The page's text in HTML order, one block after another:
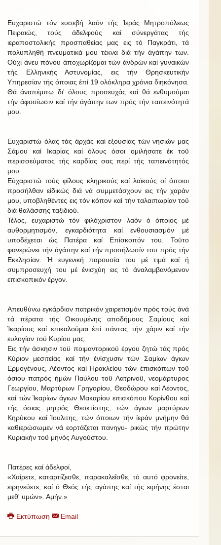
Ευχαριστώ τόν ευσεβή λαόν τής Ίεράς Μητροπόλεως
Πειραιώς, τούς άδελφούς καί σύνεργάτας τής
ιεραποστολικής προσπαθείας μας εις τό Παγκράτι, τά
πολυπληθή πνευματικά μου τέκνα διά τήν άγάπην των.
Ούχί άνευ πόνου άποχωρίζομαι τών άνδρών καί γυναικών
τής Ελληνικής Αστυνομίας, εις τήν Θρησκευτικήν
Υπηρεσίαν τής όποιας έπί 19 ολόκληρα χρόνια διηκόνησα.
Θά άναπέμπω δι' όλους προσευχάς καί θά ενθυμούμαι
τήν άφοσίωσιν καί τήν άγάπην των πρός τήν ταπεινότητά
μου.
Ευχαριστώ όλας τάς άρχάς καί εξουσίας τών νησιών μας
Σάμου καί Ικαρίας καί όλους όσοι ομιλήσατε έκ τοϋ
περισσεύματος τής καρδίας σας περί τής ταπεινότητός
μου.
Εύχαριστώ τούς φίλους κληρικούς καί λαϊκούς οί όποιοι
προσήλθαν είδικώς διά νά συμμετάσχουν εις τήν χαράν
μου, υποβληθέντες εις τόν κόπον καί τήν ταλαιπωρίαν τοϋ
διά θαλάσσης ταξιδιού.
Τέλος, ευχαριστώ τόν φιλόχριστον λαόν ό όποιος μέ
αυθορμητισμόν, εγκαρδιότητα καί ενθουσιασμόν μέ
υποδέχεται ώς Πατέρα καί Επίσκοπόν του. Τοϋτο
φανερώνει τήν άγάπην καί τήν προσήλωσίν του πρός τήν
Εκκλησίαν. Ή ευγενική παρουσία του μέ τιμά καί ή
συμπροσευχή του μέ ένισχύη εις τό άναλαμβανόμενον
επισκοπικόν έργον.
Απευθύνω εγκάρδιον πατρικόν χαιρετισμόν πρός τούς άνά
τά πέρατα τής Οικουμένης αποδήμους Σαμίους καί
Ίκαρίους καί επικαλούμαι έπί πάντας τήν χάριν καί τήν
ευλογίαν τοϋ Κυρίου μας.
Εις τήν άσκησιν τοϋ ποιμαντορικοϋ έργου ζητώ τάς πρός
Κύριον μεσιτείας καί τήν ένίσχυσιν τών Σαμίων άγιων
Ερμογένους, Λέοντος καί Ηρακλείου τών έπισκόπων τοϋ
όσιου πατρός ήμών Παύλου τοϋ Λατρινοϋ, νεομάρτυρος
Γεωργίου, Μαρτύρων Γρηγορίου, Θεοδώρου καί Λέοντος,
καί τών Ίκαρίων άγιων Μακαρίου επισκόπου Κορίνθου καί
τής όσιας μητρός Θεοκτίστης, τών άγιων μαρτύρων
Κηρύκου καί Ίουλιτης, τών όποιων τήν ίεράν μνήμην θά
καθιερώσωμεν νά εορτάζεται πανηγυ- ρικώς τήν πρώτην
Κυριακήν τοϋ μηνός Αυγούστου.
Πατέρες καί άδελφοί,
«Χαίρετε, καταρτίζεσθε, παρακαλεΐσθε, τό αυτό φρονείτε,
ειρηνεύετε, καί ό Θεός τής αγάπης καί τής ειρήνης έσται
μεθ' υμών». Αμήν.»
Εκτύπωση Email